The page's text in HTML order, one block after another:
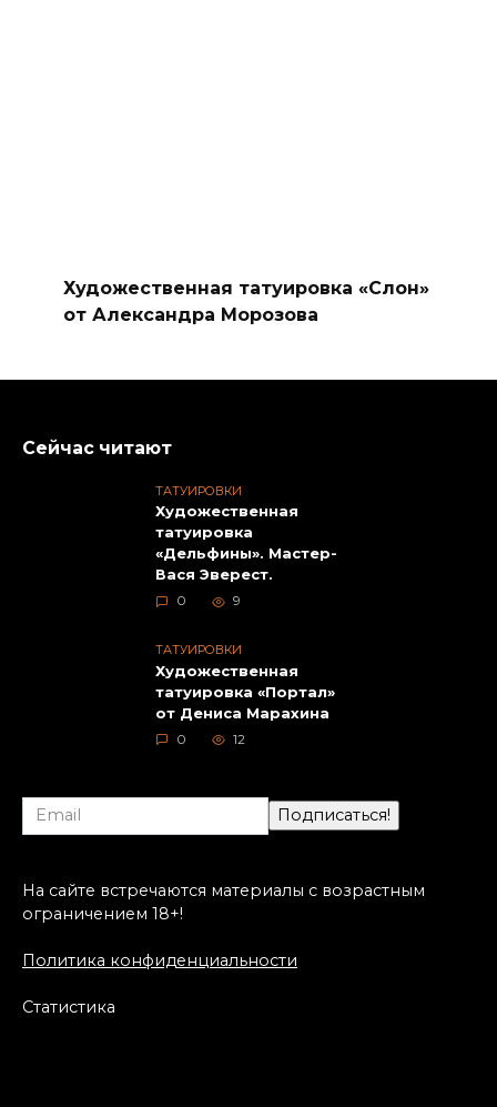
Художественная татуировка «Слон»
от Александра Морозова
Сейчас читают
ТАТУИРОВКИ
Художественная
татуировка
«Дельфины». Мастер-
Вася Эверест.
0 9
ТАТУИРОВКИ
Художественная
татуировка «Портал»
от Дениса Марахина
0 12
На сайте встречаются материалы с возрастным
ограничением 18+!
Политика конфиденциальности
Статистика